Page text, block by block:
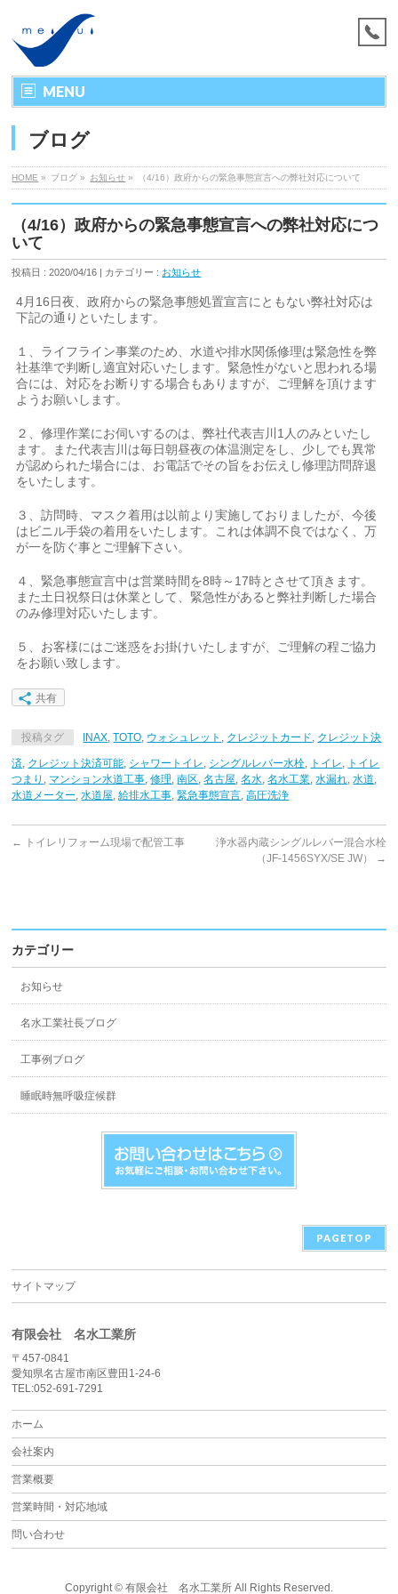
MENU
ブログ
HOME » ブログ » お知らせ » （4/16）政府からの緊急事態宣言への弊社対応について
（4/16）政府からの緊急事態宣言への弊社対応につ
いて
投稿日 : 2020/04/16 | カテゴリー : お知らせ
4月16日夜、政府からの緊急事態処置宣言にともない弊社対応は
下記の通りといたします。
１、ライフライン事業のため、水道や排水関係修理は緊急性を弊
社基準で判断し適宜対応いたします。緊急性がないと思われる場
合には、対応をお断りする場合もありますが、ご理解を頂けます
ようお願いします。
２、修理作業にお伺いするのは、弊社代表吉川1人のみといたし
ます。また代表吉川は毎日朝昼夜の体温測定をし、少しでも異常
が認められた場合には、お電話でその旨をお伝えし修理訪問辞退
をいたします。
３、訪問時、マスク着用は以前より実施しておりましたが、今後
はビニル手袋の着用をいたします。これは体調不良ではなく、万
が一を防ぐ事とご理解下さい。
４、緊急事態宣言中は営業時間を8時～17時とさせて頂きます。
また土日祝祭日は休業として、緊急性があると弊社判断した場合
のみ修理対応いたします。
５、お客様にはご迷惑をお掛けいたしますが、ご理解の程ご協力
をお願い致します。
共有
投稿タグ INAX,TOTO, ウォシュレット , クレジットカード, クレジット決
済, クレジット決済可能, シャワートイレ, シングルレバー水栓, トイレ, トイレ
つまり , マンション水道工事,修理,南区,名古屋,名水,名水工業,水漏れ,水道,
水道メーター,水道屋,給排水工事,緊急事態宣言,高圧洗浄
← トイレリフォーム現場で配管工事
浄水器内蔵シングルレバー混合水栓
（JF-1456SYX/SE JW）
→
カテゴリー
お知らせ
名水工業社長ブログ
工事例ブログ
睡眠時無呼吸症候群
PAGETOP
サイトマップ
有限会社 名水工業所
〒457-0841
愛知県名古屋市南区豊田1-24-6
TEL:052-691-7291
ホーム
会社案内
営業概要
営業時間・対応地域
問い合わせ
Copyright © 有限会社 名水工業所All Rights Reserved.